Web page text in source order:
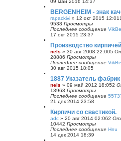
BERGENHEIM - знак
rapackivi » 12 окт 2015 12:01 1
9538 Просмотры
Последнее сообщение
17 окт 2015 23:37
Производство
nels » 30 авг 2008 22:005
28886 Просмотры
Последнее сообщение
30 авг 2015 18:05
1887 Указатель
nels » 09 май 2012 18:052
13963 Просмотры
Последнее сообщение
21 дек 2014 23:58
Кирпичи со свастикой.
adc » 20 авг 2014 02:062
10442 Просмотры
Последнее сообщение Hnu
14 дек 2014 18:39